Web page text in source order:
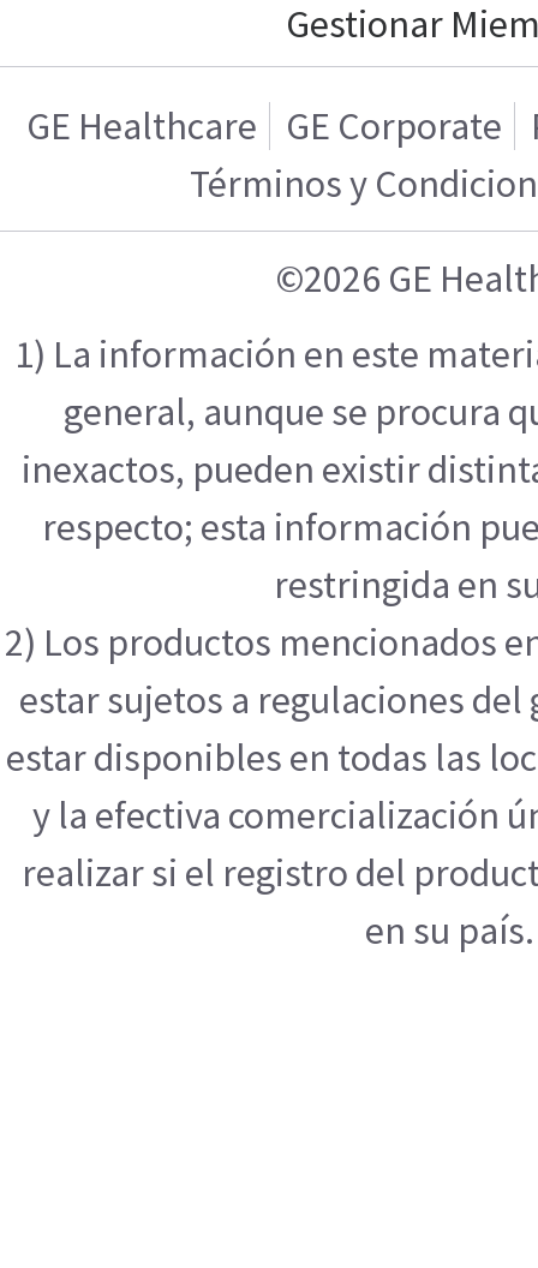
Gestionar
GE Healthcare GE Corporate
Términos y
©2026 GE
1) La información en este
general, aunque se procura
inexactos, pueden existir
respecto; esta información
restringida en
2) Los productos mencionados
estar sujetos a regulaciones
estar disponibles en todas las
y la efectiva comercialización
realizar si el registro del
en su país.